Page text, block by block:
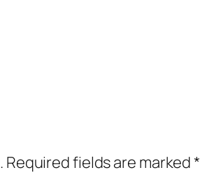
Required fields are marked*